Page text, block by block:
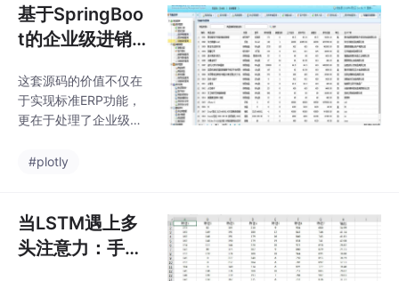
返回 DTO 中打标“invali
d=true”，前端置灰即
可，不自动删除记录
理）。• 使用 INSERT
…
基于SpringBoo
t的企业级进销存
码：全面解决方
案与应用实例
这套源码的价值不仅在
于实现标准ERP功能，
更在于处理了企业级应
分布式事务使用Seata
ntityListener自动记录
修改人，这些设计都让
系统更贴合实际生产需
#plotly
当LSTM遇上多
头注意力：手把